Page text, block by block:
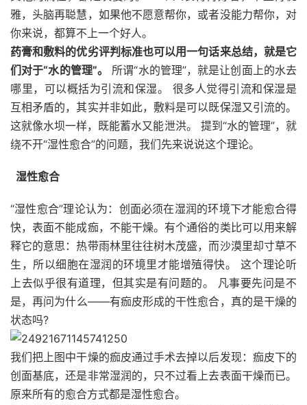
雅，头脑再聪慧，如果他不愿意帮你，或者没能力帮你，对
你来说，都算不上一个好人。
药膏和敷料的优劣评判标准也可以用一句话来总结，就是它
们对于“水的管理”。
所谓“水的管理”，就是让创面上的水去
哪里，可以概括为引流和保湿。 很多人觉得引流和保湿是
互相矛盾的，其实并非如此，敷料是可以既保湿又引流的。
这就像水坝一样，既能蓄水又能泄洪。 提到“水的管理”，就
绕不开“湿性愈合”的问题，我们先来说说这个理论。
湿性愈合
“湿性愈合”理论认为：创面必须在湿润的环境下才能愈合得
快，表面不能成痂，不能干燥。有个通俗的类比可以用来解
释它的意思：热带雨林里往往树木茂盛，而沙漠里却寸草不
生，所以细胞在湿润的环境里才能增殖得快。 这个理论听
上去似乎很有道理，但其实是有问题的。 凡事要先问是不
是，再问为什么——有痂皮形成的干性愈合，真的是干燥的
状态吗?
我们把上图中干燥的痂皮通过手术去掉以后发现：痂皮下的
创面基底，还是非常湿润的，只不过看上去表面干燥而已。
原来所有的愈合方式都是湿性愈合。